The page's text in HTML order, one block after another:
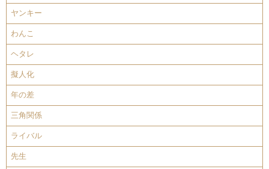
ヤンキー
わんこ
ヘタレ
擬人化
年の差
三角関係
ライバル
先生